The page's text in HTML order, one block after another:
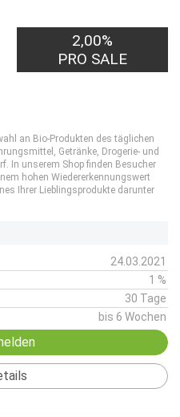
2,00%
PRO SALE
an Bio-Produkten des täglichen
Getränke, Drogerie- und
In unserem Shop finden Besucher
hohen Wiedererkennungswert
Ihrer Lieblingsprodukte darunter
24.03.2021
1 %
30 Tage
bis 6 Wochen